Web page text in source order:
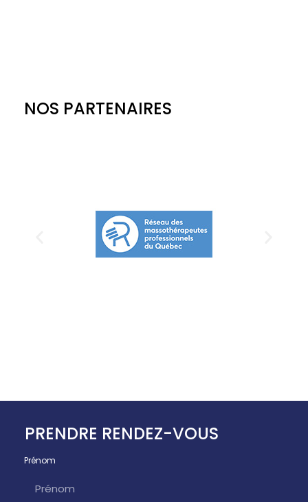
NOS PARTENAIRES
PRENDRE RENDEZ-VOUS
Prénom